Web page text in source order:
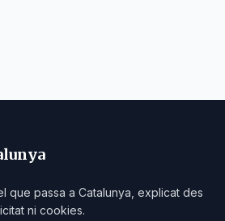
que passa a Catalunya, explicat des
ni cookies.